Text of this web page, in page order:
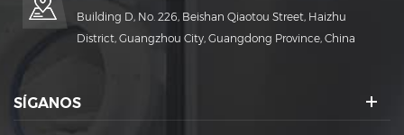
Building D, No. 226, Beishan Qiaotou Street, Haizhu
District, Guangzhou City, Guangdong Province, China
SÍGANOS